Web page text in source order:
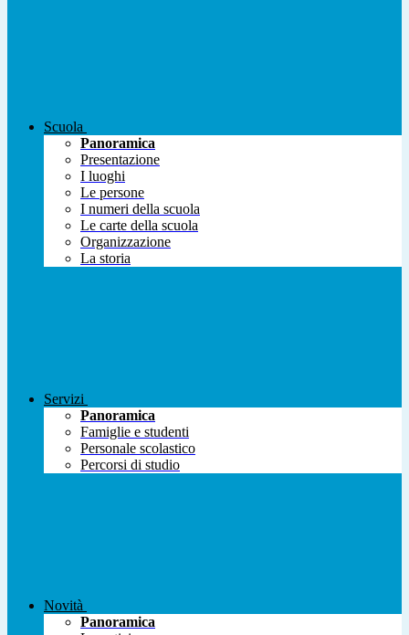
Scuola
Panoramica
Presentazione
I luoghi
Le persone
I numeri della scuola
Le carte della scuola
Organizzazione
La storia
Servizi
Panoramica
Famiglie e studenti
Personale scolastico
Percorsi di studio
Novità
Panoramica